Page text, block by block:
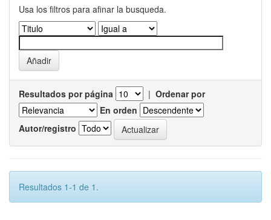
Usa los filtros para afinar la busqueda.
Resultados por página | Ordenar por
En orden
Autor/registro
Resultados 1-1 de 1.